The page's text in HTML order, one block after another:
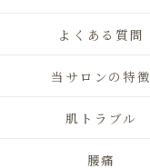
よくある質問
当サロンの特徴
肌トラブル
腰痛